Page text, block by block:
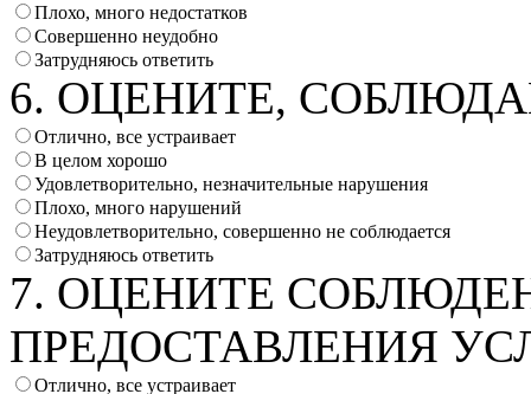
Плохо, много недостатков
Совершенно неудобно
Затрудняюсь ответить
6. ОЦЕНИТЕ,
Отлично, все устраивает
В целом хорошо
Удовлетворительно, незначительные нарушения
Плохо, много нарушений
Неудовлетворительно, совершенно не соблюдается
Затрудняюсь ответить
7. ОЦЕНИТЕ
ПРЕДОСТАВЛЕНИЯ
Отлично, все устраивает